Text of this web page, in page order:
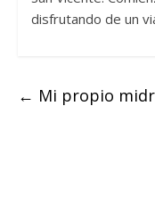
disfrutando de un
← Mi propio